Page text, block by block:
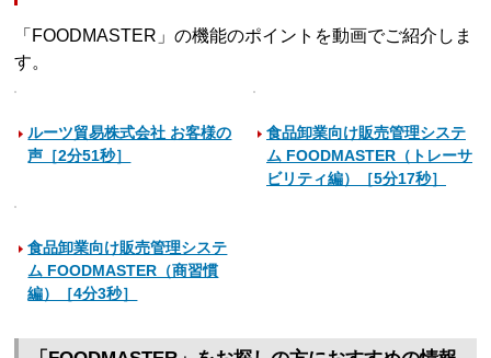
「FOODMASTER」の機能のポイントを動画でご紹介しま
す。
ルーツ貿易株式会社 お客様の
声［2分51秒］
食品卸業向け販売管理システ
ム FOODMASTER（トレーサ
ビリティ編）［5分17秒］
食品卸業向け販売管理システ
ム FOODMASTER（商習慣
編）［4分3秒］